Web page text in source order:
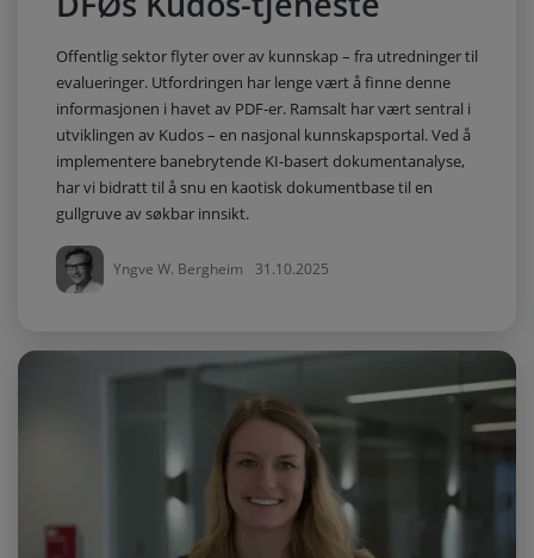
Offentlig sektor flyter over av kunnskap – fra utredninger til
evalueringer. Utfordringen har lenge vært å finne denne
informasjonen i havet av PDF-er. Ramsalt har vært sentral i
utviklingen av Kudos – en nasjonal kunnskapsportal. Ved å
implementere banebrytende KI-basert dokumentanalyse,
har vi bidratt til å snu en kaotisk dokumentbase til en
gullgruve av søkbar innsikt.
Yngve W. Bergheim 31.10.2025